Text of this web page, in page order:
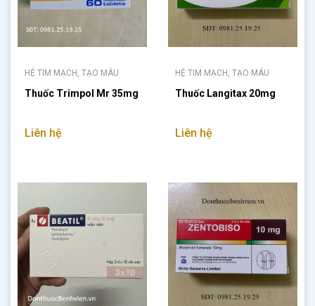
HỆ TIM MẠCH, TẠO MÁU
Thuốc Trimpol Mr 35mg
Liên hệ
HỆ TIM MẠCH, TẠO MÁU
Thuốc Langitax 20mg
Liên hệ